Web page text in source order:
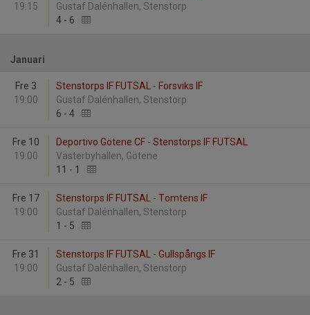
19:15
Gustaf Dalénhallen, Stenstorp
4 - 6
Januari
Fre 3
19:00
Stenstorps IF FUTSAL - Forsviks IF
Gustaf Dalénhallen, Stenstorp
6 - 4
Fre 10
19:00
Deportivo Götene CF - Stenstorps IF FUTSAL
Västerbyhallen, Götene
11 - 1
Fre 17
19:00
Stenstorps IF FUTSAL - Tomtens IF
Gustaf Dalénhallen, Stenstorp
1 - 5
Fre 31
19:00
Stenstorps IF FUTSAL - Gullspångs IF
Gustaf Dalénhallen, Stenstorp
2 - 5